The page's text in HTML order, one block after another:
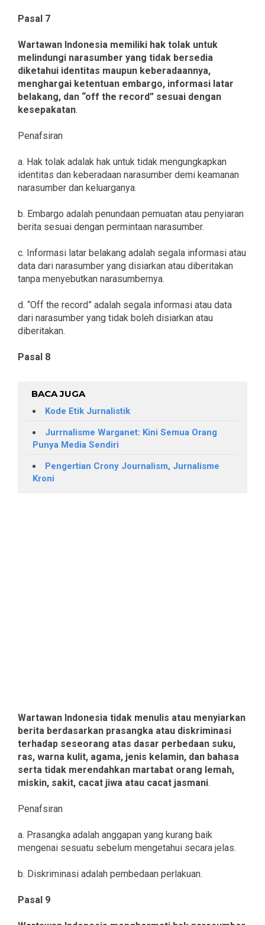
Pasal 7
Wartawan Indonesia memiliki hak tolak untuk
melindungi narasumber yang tidak bersedia
diketahui identitas maupun keberadaannya,
menghargai ketentuan embargo, informasi latar
belakang, dan “off the record” sesuai dengan
kesepakatan.
Penafsiran
a. Hak tolak adalak hak untuk tidak mengungkapkan
identitas dan keberadaan narasumber demi keamanan
narasumber dan keluarganya.
b. Embargo adalah penundaan pemuatan atau penyiaran
berita sesuai dengan permintaan narasumber.
c. Informasi latar belakang adalah segala informasi atau
data dari narasumber yang disiarkan atau diberitakan
tanpa menyebutkan narasumbernya.
d. “Off the record” adalah segala informasi atau data
dari narasumber yang tidak boleh disiarkan atau
diberitakan.
Pasal 8
BACA JUGA
Kode Etik Jurnalistik
Jurrnalisme Warganet: Kini Semua Orang
Punya Media Sendiri
Pengertian Crony Journalism, Jurnalisme
Kroni
Wartawan Indonesia tidak menulis atau menyiarkan
berita berdasarkan prasangka atau diskriminasi
terhadap seseorang atas dasar perbedaan suku,
ras, warna kulit, agama, jenis kelamin, dan bahasa
serta tidak merendahkan martabat orang lemah,
miskin, sakit, cacat jiwa atau cacat jasmani.
Penafsiran
a. Prasangka adalah anggapan yang kurang baik
mengenai sesuatu sebelum mengetahui secara jelas.
b. Diskriminasi adalah pembedaan perlakuan.
Pasal 9